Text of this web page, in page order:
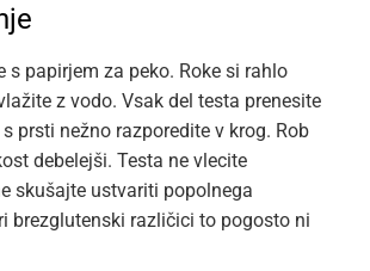
s papirjem za peko. Roke si rahlo
z vodo. Vsak del testa prenesite
prsti nežno razporedite v krog. Rob
debelejši. Testa ne vlecite
skušajte ustvariti popolnega
brezglutenski različici to pogosto ni